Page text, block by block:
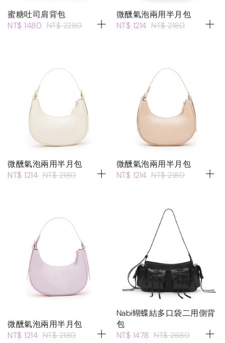
蜜糖吐司肩背包
NT$ 1480 NT$ 2280
微醺氣泡兩用半月包
NT$ 1214 NT$ 2180
微醺氣泡兩用半月包
NT$ 1214 NT$ 2180
微醺氣泡兩用半月包
NT$ 1214 NT$ 2180
微醺氣泡兩用半月包
NT$ 1214 NT$ 2180
Nabi蝴蝶結多口袋二用側背
包
NT$ 1478 NT$ 2680